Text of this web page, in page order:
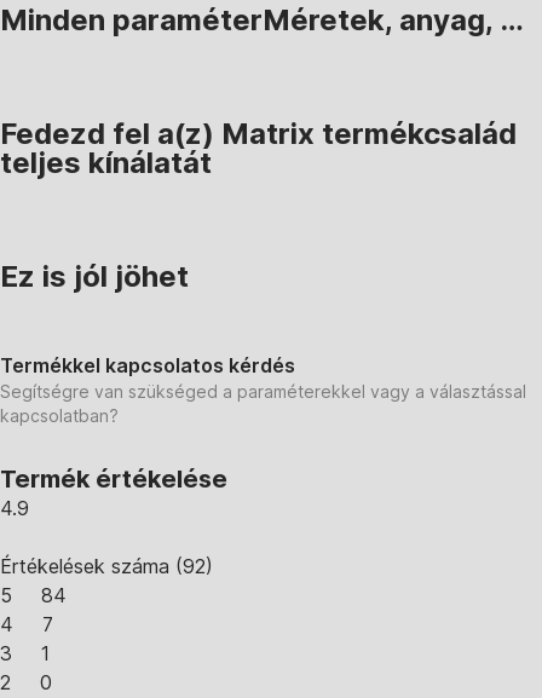
Minden paraméterMéretek, anyag, …
Fedezd fel a(z) Matrix termékcsalád
teljes kínálatát
Ez is jól jöhet
Termékkel kapcsolatos kérdés
Segítségre van szükséged a paraméterekkel vagy a választással
kapcsolatban?
Termék értékelése
4.9
Értékelések száma (92)
5
84
4
7
3
1
2
0